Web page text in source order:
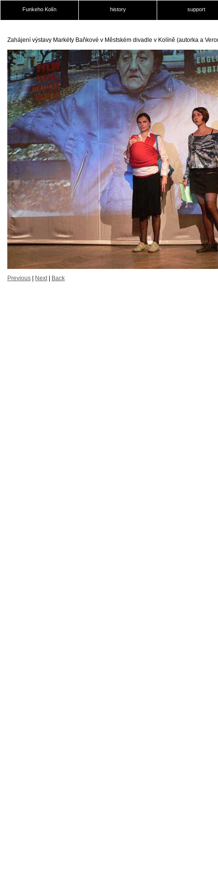
Funkeho Kolín history support
Zahájení výstavy Markéty Baňkové v Městském divadle v Kolíně (autorka a
Previous Next| Back